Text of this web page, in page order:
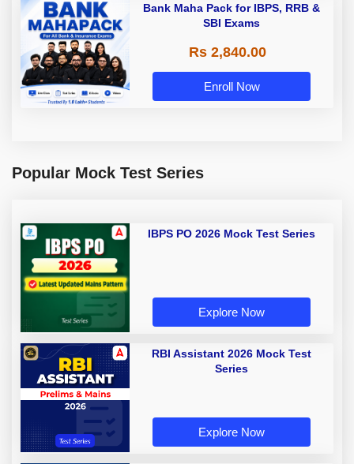
Bank Maha Pack for IBPS, RRB &
SBI Exams
Rs 2,840.00
Enroll Now
Popular Mock Test Series
IBPS PO 2026 Mock Test Series
Explore Now
RBI Assistant 2026 Mock Test
Series
Explore Now